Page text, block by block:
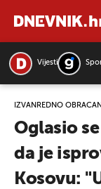
Vijesti
IZVANREDNO
Oglasio
da je
Kosovu:
PRETRAŽITE